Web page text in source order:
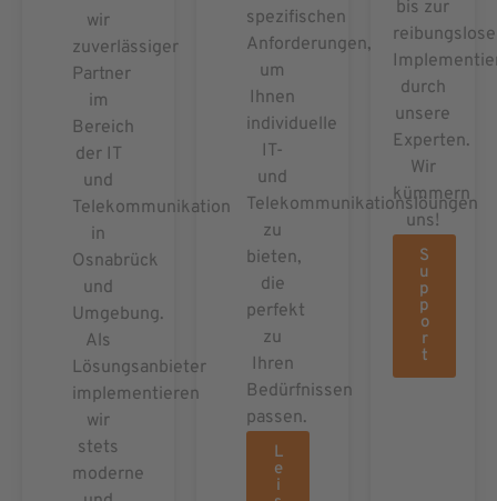
wir
zuverlässiger
Partner
im
Bereich
der IT
und
Telekommunikation
in
Osnabrück
und
Umgebung.
Als
Lösungsanbieter
implementieren
wir
stets
moderne
spezifischen
Anforderungen,
um
Ihnen
individuelle
IT-
und
Telekommunikationslöungen
zu
bieten,
die
perfekt
zu
Ihren
Bedürfnissen
passen.
L
e
i
bis zur
durch
unsere
Experten.
Wir
kümmern
uns!
S
u
p
p
o
r
t